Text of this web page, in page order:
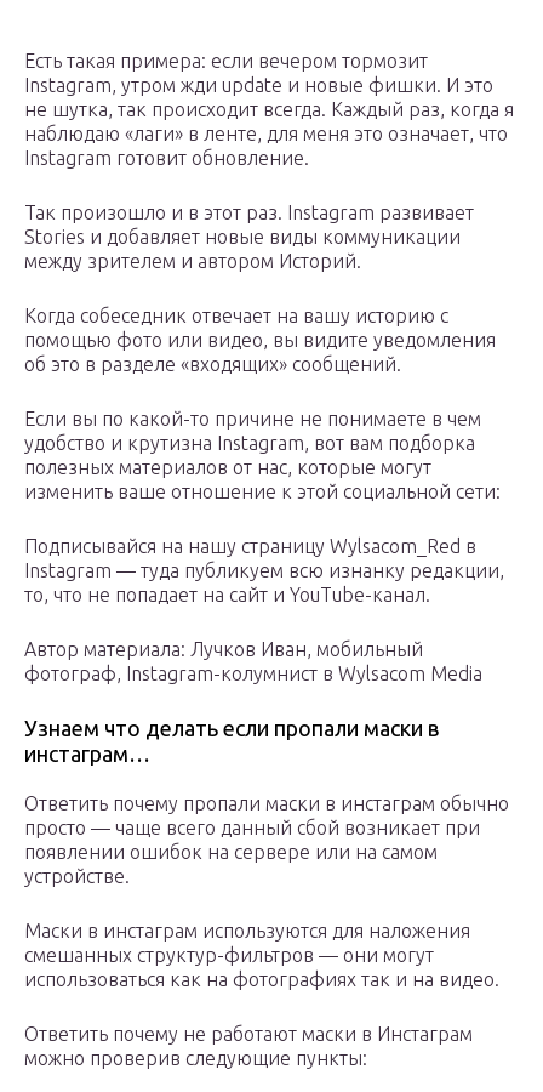
Есть такая примера: если вечером тормозит
Instagram, утром жди update и новые фишки. И это
не шутка, так происходит всегда. Каждый раз, когда я
наблюдаю «лаги» в ленте, для меня это означает, что
Instagram готовит обновление.
Так произошло и в этот раз. Instagram развивает
Stories и добавляет новые виды коммуникации
между зрителем и автором Историй.
Когда собеседник отвечает на вашу историю с
помощью фото или видео, вы видите уведомления
об это в разделе «входящих» сообщений.
Если вы по какой-то причине не понимаете в чем
удобство и крутизна Instagram, вот вам подборка
полезных материалов от нас, которые могут
изменить ваше отношение к этой социальной сети:
Подписывайся на нашу страницу Wylsacom_Red в
Instagram — туда публикуем всю изнанку редакции,
то, что не попадает на сайт и YouTube-канал.
Автор материала: Лучков Иван, мобильный
фотограф, Instagram-колумнист в Wylsacom Media
Узнаем что делать если пропали маски в
инстаграм…
Ответить почему пропали маски в инстаграм обычно
просто — чаще всего данный сбой возникает при
появлении ошибок на сервере или на самом
устройстве.
Маски в инстаграм используются для наложения
смешанных структур-фильтров — они могут
использоваться как на фотографиях так и на видео.
Ответить почему не работают маски в Инстаграм
можно проверив следующие пункты: